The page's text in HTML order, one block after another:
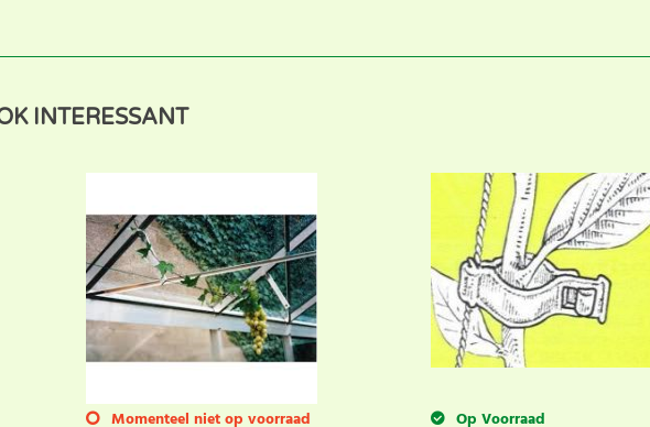
U helpt anderen met hun keuze door uw ervaring te delen. Schrijf
INTERESSANT
Momenteel niet op voorraad Op Voorraad